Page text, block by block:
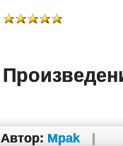
Автор: Mpak